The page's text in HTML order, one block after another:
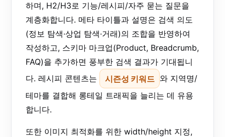
하며, H2/H3로 기능/레시피/자주 묻는 질문을
계층화합니다. 메타 타이틀과 설명은 검색 의도
(정보 탐색·상업 탐색·거래)의 조합을 반영하여
작성하고, 스키마 마크업(Product, Breadcrumb,
FAQ)을 추가하면 풍부한 검색 결과가 기대됩니
다. 레시피 콘텐츠는
시즌성 키워드 와 지역명/
테마를 결합해 롱테일 트래픽을 늘리는 데 유용
합니다.
또한 이미지 최적화를 위한 width/height 지정,